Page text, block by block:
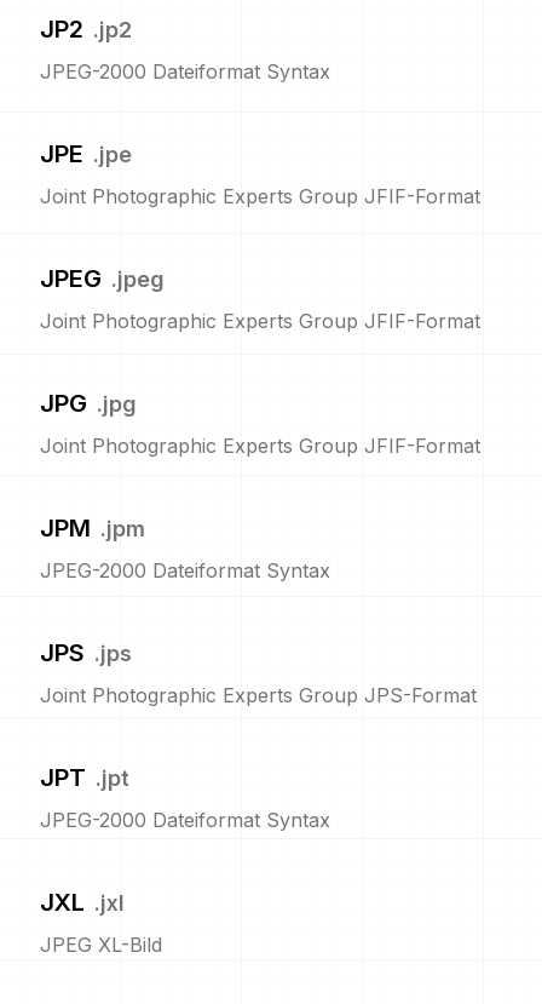
JP2 .jp2
JPEG-2000 Dateiformat Syntax
JPE .jpe
Joint Photographic Experts Group JFIF-Format
JPEG .jpeg
Joint Photographic Experts Group JFIF-Format
JPG .jpg
Joint Photographic Experts Group JFIF-Format
JPM .jpm
JPEG-2000 Dateiformat Syntax
JPS .jps
Joint Photographic Experts Group JPS-Format
JPT .jpt
JPEG-2000 Dateiformat Syntax
JXL .jxl
JPEG XL-Bild